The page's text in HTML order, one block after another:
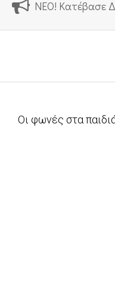
ΝΕΟ! Κατέβασε
Οι φωνές στα